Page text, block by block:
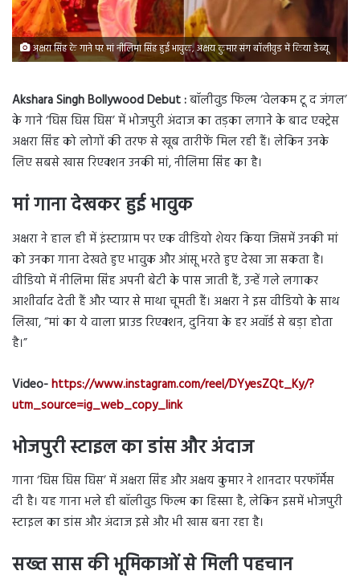
अक्षरा सिंह के गाने पर मां नीलिमा सिंह हुईं भावुक, अक्षय कुमार संग बॉलीवुड में किया डेब्यू
Akshara Singh Bollywood Debut :बॉलीवुड फिल्म ‘वेलकम टू द जंगल’
के गाने ‘घिस घिस घिस’ में भोजपुरी अंदाज का तड़का लगाने के बाद एक्ट्रेस
अक्षरा सिंह को लोगों की तरफ से खूब तारीफें मिल रही हैं। लेकिन उनके
लिए सबसे खास रिएक्शन उनकी मां, नीलिमा सिंह का है।
मां गाना देखकर हुई भावुक
अक्षरा ने हाल ही में इंस्टाग्राम पर एक वीडियो शेयर किया जिसमें उनकी मां
को उनका गाना देखते हुए भावुक और आंसू भरते हुए देखा जा सकता है।
वीडियो में नीलिमा सिंह अपनी बेटी के पास जाती हैं, उन्हें गले लगाकर
आशीर्वाद देती हैं और प्यार से माथा चूमती हैं। अक्षरा ने इस वीडियो के साथ
लिखा, “मां का ये वाला प्राउड रिएक्शन, दुनिया के हर अवॉर्ड से बड़ा होता
है।”
Video-https://www.instagram.com/reel/DYyesZQt_Ky/?
utm_source=ig_web_copy_link
भोजपुरी स्टाइल का डांस और अंदाज
गाना ‘घिस घिस घिस’ में अक्षरा सिंह और अक्षय कुमार ने शानदार परफॉर्मेंस
दी है। यह गाना भले ही बॉलीवुड फिल्म का हिस्सा है, लेकिन इसमें भोजपुरी
स्टाइल का डांस और अंदाज इसे और भी खास बना रहा है।
सख्त सास की भूमिकाओं से मिली पहचान